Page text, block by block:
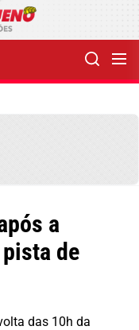
a
de
das 10h da